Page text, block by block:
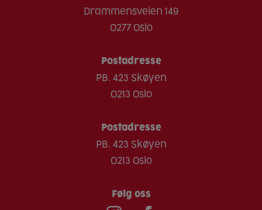
Drammensveien 149
0277 Oslo
Postadresse
PB. 423 Skøyen
0213 Oslo
Postadresse
PB. 423 Skøyen
0213 Oslo
Følg oss